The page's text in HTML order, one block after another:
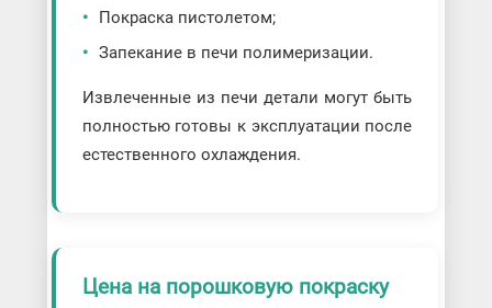
Покраска пистолетом;
Запекание в печи полимеризации.
Извлеченные из печи детали могут быть
полностью готовы к эксплуатации после
естественного охлаждения.
Цена на порошковую покраску